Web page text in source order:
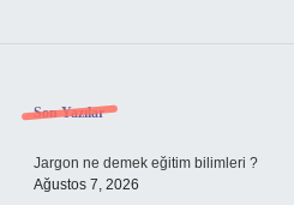
Sidebar
Son Yazılar
Jargon ne demek eğitim bilimleri ?
Ağustos 7, 2026